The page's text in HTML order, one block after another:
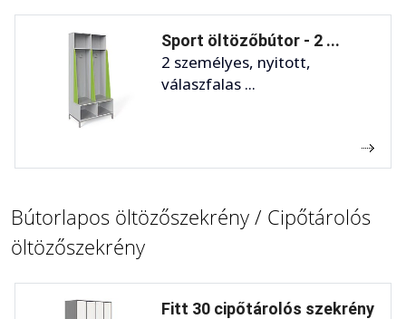
Sport öltözőbútor - 2 ...
2 személyes, nyitott,
válaszfalas ...
Bútorlapos öltözőszekrény / Cipőtárolós
öltözőszekrény
Fitt 30 cipőtárolós szekrény